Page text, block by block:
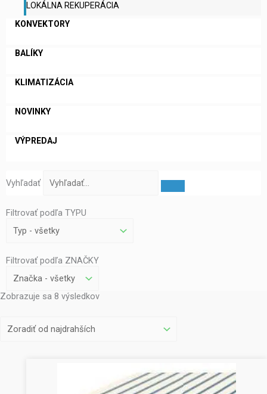
LOKÁLNA REKUPERÁCIA
KONVEKTORY
BALÍKY
KLIMATIZÁCIA
NOVINKY
VÝPREDAJ
Vyhľadať
Filtrovať podľa TYPU
Filtrovať podľa ZNAČKY
Zobrazuje sa 8 výsledkov